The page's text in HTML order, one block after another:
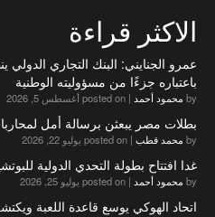
الاكثر قراءة
عمرو الجنايني: البنك التجاري
باعتباره جزءًا من مسؤوليته الوطنية
by محمود أحمد | posted on أغسطس 5, 2026
بطلات مصر يبعثن برسالة أمل
by محمد قطب | posted on يوليو 22, 2026
غدا افتتاح بطولة التحدي الدولية للبوتشيا
by محمود أحمد | posted on يوليو 25, 2026
اتحاد الهوكي يوسع قاعدة اللعبة